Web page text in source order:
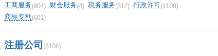
APP还是从网页上下载呢？
工商服务(904) 财会服务(4) 税务服务(312) 行政许可(1109)
商标专利 (601)
注册公司 (5106)